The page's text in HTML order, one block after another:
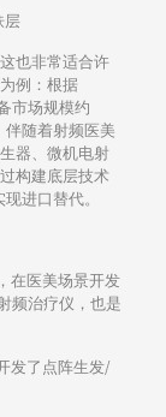
层
也非常适合许
例：根据
市场规模约
伴随着射频医美
器、微机电射
构建底层技术
进口替代。
在医美场景开发
频治疗仪，也是
发了点阵生发/